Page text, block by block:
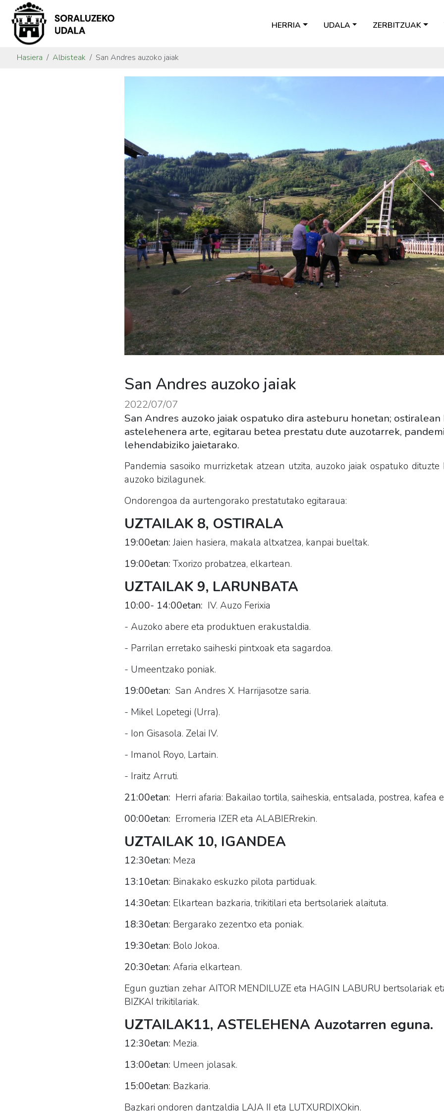
HERRIA UDALA ZERBITZUAK
Hasiera Albisteak San Andres auzoko jaiak
San Andres auzoko jaiak
2022/07/07
San Andres auzoko jaiak ospatuko dira asteburu honetan; ostiralean
astelehenera arte, egitarau betea prestatu dute auzotarrek,
lehendabiziko jaietarako.
Pandemia sasoiko murrizketak atzean utzita, auzoko jaiak ospatuko
auzoko bizilagunek.
Ondorengoa da aurtengorako prestatutako egitaraua:
UZTAILAK 8, OSTIRALA
19:00etan:Jaien hasiera, makala altxatzea, kanpai bueltak.
19:00etan:Txorizo probatzea, elkartean.
UZTAILAK 9, LARUNBATA
10:00- 14:00etan: IV. Auzo Ferixia
- Auzoko abere eta produktuen erakustaldia.
- Parrilan erretako saiheski pintxoak eta sagardoa.
- Umeentzako poniak.
19:00etan: San Andres X. Harrijasotze saria.
- Mikel Lopetegi (Urra).
- Ion Gisasola. Zelai IV.
- Imanol Royo, Lartain.
- Iraitz Arruti.
21:00etan: Herri afaria: Bakailao tortila, saiheskia, entsalada, postrea, kafea
00:00etan: Erromeria IZER eta ALABIERrekin.
UZTAILAK 10, IGANDEA
12:30etan: Meza
13:10etan: Binakako eskuzko pilota partiduak.
14:30etan: Elkartean bazkaria, trikitilari eta bertsolariek alaituta.
18:30etan: Bergarako zezentxo eta poniak.
19:30etan: Bolo Jokoa.
20:30etan: Afaria elkartean.
Egun guztian zehar AITOR MENDILUZE eta HAGIN LABURU bertsolariak
BIZKAI trikitilariak.
UZTAILAK11, ASTELEHENA Auzotarren eguna.
12:30etan: Mezia.
13:00etan: Umeen jolasak.
15:00etan: Bazkaria.
Bazkari ondoren dantzaldia LAJA II eta LUTXURDIXOkin.